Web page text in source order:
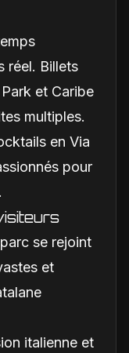
réel. Billets
et Caribe
multiples.
en Via
pour
se rejoint
et
italienne et